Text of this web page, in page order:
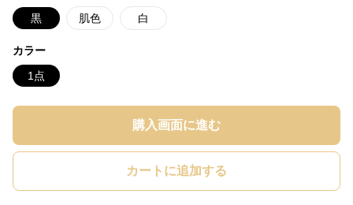
黒 肌色 白
カラー
1点
購入画面に進む
カートに追加する